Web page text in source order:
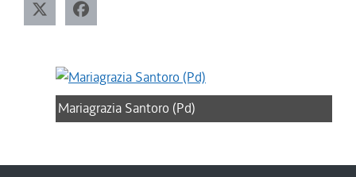
Mariagrazia Santoro (Pd)